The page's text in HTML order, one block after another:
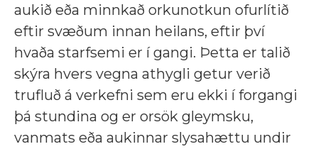
aukið eða minnkað orkunotkun ofurlítið
eftir svæðum innan heilans, eftir því
hvaða starfsemi er í gangi. Þetta er talið
skýra hvers vegna athygli getur verið
trufluð á verkefni sem eru ekki í forgangi
þá stundina og er orsök gleymsku,
vanmats eða aukinnar slysahættu undir